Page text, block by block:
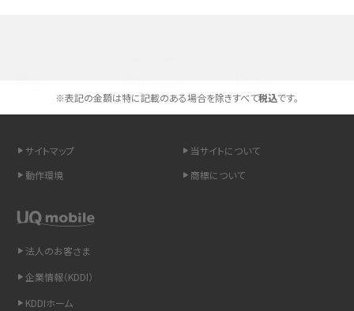
高校生にスマホ制限は必要？所持率やメリット・デメリットを詳しく紹介
スマホのネット通信速度が遅い原因は？すぐできる対処法や見直すポイントを解
を解説
LINEの引き継ぎ方法は？対象データや事前準備・条件・注意点などを解説
※表記の金額は特に記載のある場合を除きすべて税込です。
サイトマップ
当サイトについて
動作環境
商標について
法人のお客さま
企業情報（KDDI）
KDDIホーム